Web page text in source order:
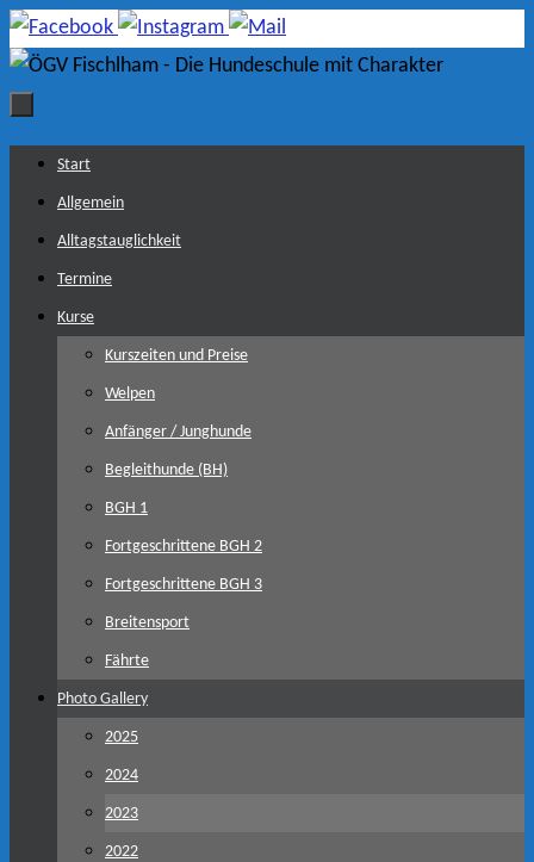
Zum
Inhalt
Zum
Inhalt
springen
Start
Allgemein
Alltagstauglichkeit
Termine
Kurse
Kurszeiten und Preise
Welpen
Anfänger / Junghunde
Begleithunde (BH)
BGH 1
Fortgeschrittene BGH 2
Fortgeschrittene BGH 3
Breitensport
Fährte
Photo Gallery
2025
2024
2023
2022